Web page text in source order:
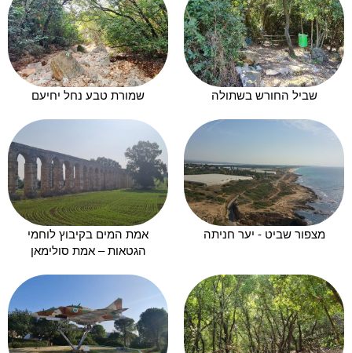
שביל החורש בשתולה שמורת טבע נחל יחיעם
מצפור שביט - יער חניתה
אמת המים בקיבוץ לוחמי
הגטאות – אמת סולימאן